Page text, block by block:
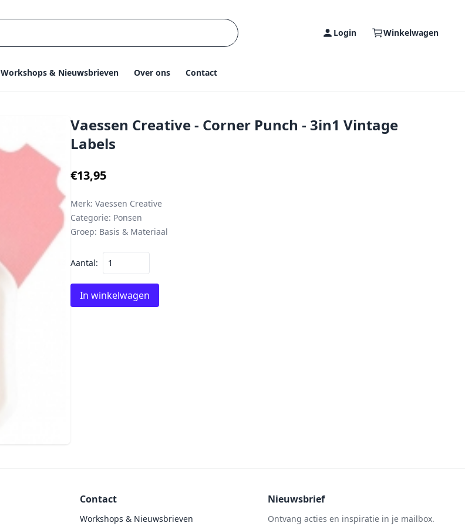
Login Winkelwagen
Workshops & Nieuwsbrieven Over ons Contact
Vaessen Creative - Corner Punch - 3in1 Vintage
Labels
€13,95
Merk: Vaessen Creative
Categorie: Ponsen
Groep: Basis & Materiaal
Aantal:
In winkelwagen
Contact
Workshops & Nieuwsbrieven
Nieuwsbrief
Ontvang acties en inspiratie in je mailbox.